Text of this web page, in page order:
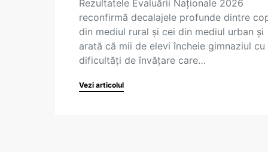
Rezultatele Evaluării Naționale 2026
reconfirmă decalajele profunde dintre
din mediul rural și cei din mediul urban și
arată că mii de elevi încheie gimnaziul cu
dificultăți de învățare care…
Vezi articolul